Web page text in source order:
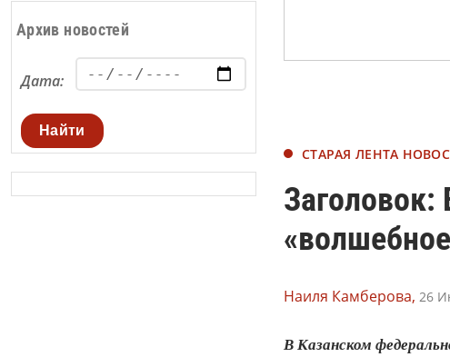
Архив новостей
Дата:
Найти
СТАРАЯ ЛЕНТА
Заголовок:
Наиля Камберова, 26
В Казанском